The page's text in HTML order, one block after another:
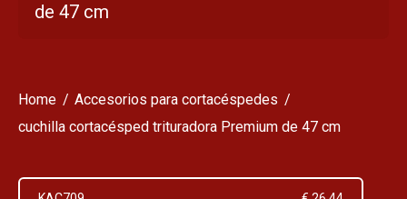
de 47 cm
Home
Accesorios para cortacéspedes
cuchilla cortacésped trituradora Premium de 47 cm